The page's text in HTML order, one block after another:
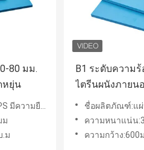
80 มม.
หยุ่น
วามยืดหยุ่น
ม
.ม
B1 ระดับความ
ไตรีนผนังภาย
ร้อนชื่อผลิตภัณฑ์:แผ่
ความหนาแน่น
ความกว้าง:600